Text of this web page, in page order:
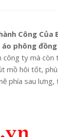
Công Của
áo phông đồng
công ty mà
mồ hôi tốt,
phía sau